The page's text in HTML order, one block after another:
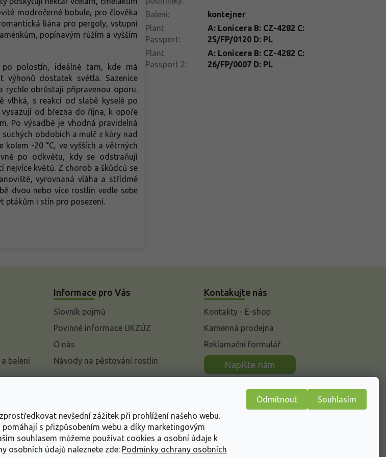
nevšední zážitek při prohlížení našeho webu.
s přizpůsobením webu a díky marketingovým
souhlasem můžeme používat cookies a osobní údaje k
osobních údajů naleznete zde: Podmínky ochrany osobních
Odmítnout Souhlasím
modročerné bobule, pro člověka
liána pro pergoly, vstupní
popínavým růžím a vyšším
polostín, ideálně tam, kde má
dostatek světla. Sazenice
rychle obrůstají připravenou oporu.
vlhká, s reakcí od slabě kyselé po
od března do října, k opoře
Po výsadbě je vhodná pravidelná
obdobích a mulč z kůry nad
-20 °C, ve vyšších a větrných
po odkvětu, kdy se odstraňují
nejvíce květů. Z chorob a škůdců se
vyrovnaná vláha a střídmé
dvou nebo více rostlin vedle sebe
ptákům i stín pro posezení.
Balení:
kontejner
Plant
Passport:
A: Lonicera B: CZ-4282 C:
25/FP/0120 D: PL
Plant
Passport 2:
A: Lonicera B: CZ-4282 C:
26/FP/0007 D: PL
balení
Informace pro Vás
Slovník pojmů
Povinné informace UKZÚZ
O nás
Návody na pěstování rostlin
Kontakujte nás
Kontakty - E-shop
Kamenná prodejna
Reklamační formulář
Napište nám